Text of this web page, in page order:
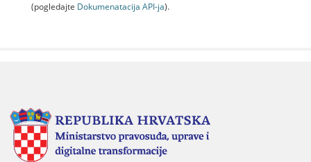
(pogledajte Dokumenаtаcijа API-jа).